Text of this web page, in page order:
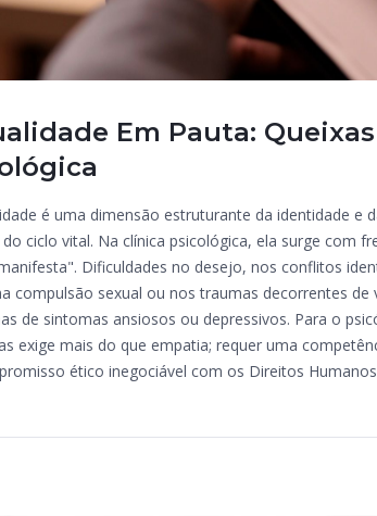
Em Pauta:
é uma dimensão estruturante da identidade e
do ciclo vital. Na clínica psicológica, ela surge com
Dificuldades no desejo, nos conflitos
compulsão sexual ou nos traumas decorrentes
de sintomas ansiosos ou depressivos. Para o
exige mais do que empatia; requer uma
ético inegociável com os Direitos